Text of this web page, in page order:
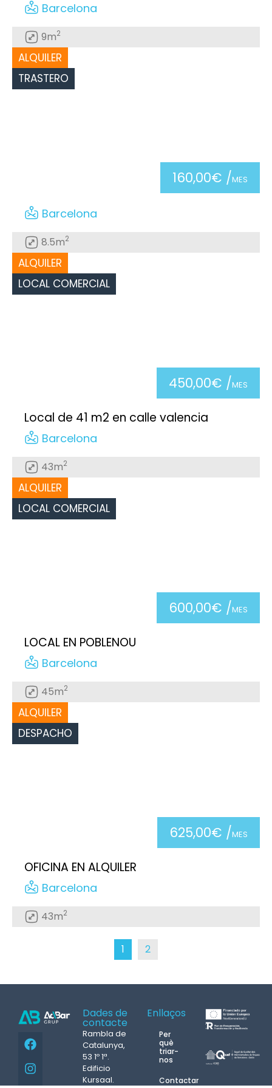
Barcelona
9m2
ALQUILER
TRASTERO
160,00€ /MES
Barcelona
8.5m2
ALQUILER
LOCAL COMERCIAL
450,00€ /MES
Local de 41 m2 en calle valencia
Barcelona
43m2
ALQUILER
LOCAL COMERCIAL
600,00€ /MES
LOCAL EN POBLENOU
Barcelona
45m2
ALQUILER
DESPACHO
625,00€ /MES
OFICINA EN ALQUILER
Barcelona
43m2
1 2
Dades de
contacte
Rambla de
Catalunya,
53 1º 1ª.
Edificio
Kursaal.
Enllaços
Per
què
triar-
nos
Contactar